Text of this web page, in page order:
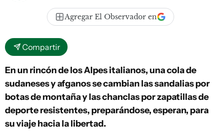
Agregar El Observador en
Compartir
En un rincón de los Alpes italianos, una cola de
sudaneses y afganos se cambian las sandalias por
botas de montaña y las chanclas por zapatillas de
deporte resistentes, preparándose, esperan, para
su viaje hacia la libertad.